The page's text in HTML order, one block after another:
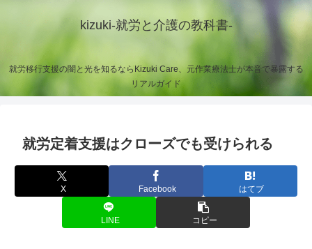
kizuki-就労と介護の教科書-
就労移行支援の闇と光を知るならKizuki Care、元作業療法士が本音で暴露する
リアルガイド
就労定着支援はクローズでも受けられる
X Facebook はてブ
LINE コピー